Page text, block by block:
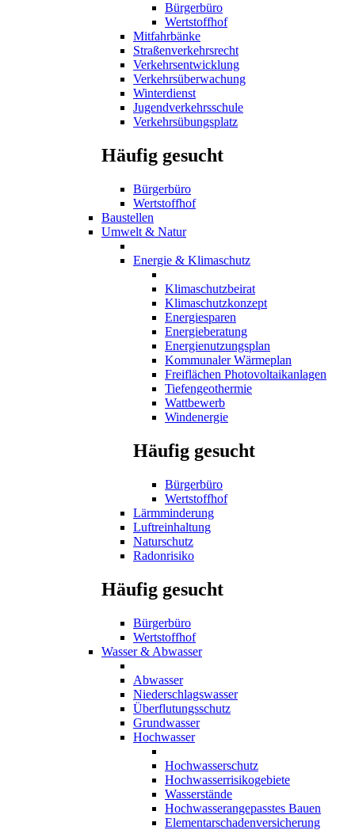
Bürgerbüro
Wertstoffhof
Mitfahrbänke
Straßenverkehrsrecht
Verkehrsentwicklung
Verkehrsüberwachung
Winterdienst
Jugendverkehrsschule
Verkehrsübungsplatz
Häufig gesucht
Bürgerbüro
Wertstoffhof
Baustellen
Umwelt & Natur
Energie & Klimaschutz
Klimaschutzbeirat
Klimaschutzkonzept
Energiesparen
Energieberatung
Energienutzungsplan
Kommunaler Wärmeplan
Freiflächen Photovoltaikanlagen
Tiefengeothermie
Wattbewerb
Windenergie
Häufig gesucht
Bürgerbüro
Wertstoffhof
Lärmminderung
Luftreinhaltung
Naturschutz
Radonrisiko
Häufig gesucht
Bürgerbüro
Wertstoffhof
Wasser & Abwasser
Abwasser
Niederschlagswasser
Überflutungsschutz
Grundwasser
Hochwasser
Hochwasserschutz
Hochwasserrisikogebiete
Wasserstände
Hochwasserangepasstes Bauen
Elementarschadenversicherung